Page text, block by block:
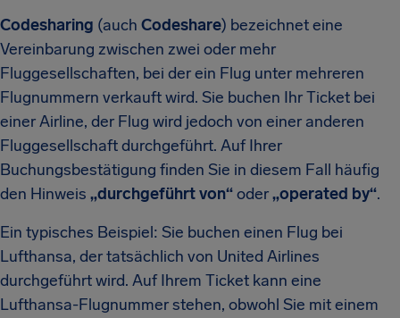
Codesharing (auch Codeshare) bezeichnet eine
Vereinbarung zwischen zwei oder mehr
Fluggesellschaften, bei der ein Flug unter mehreren
Flugnummern verkauft wird. Sie buchen Ihr Ticket bei
einer Airline, der Flug wird jedoch von einer anderen
Fluggesellschaft durchgeführt. Auf Ihrer
Buchungsbestätigung finden Sie in diesem Fall häufig
den Hinweis „durchgeführt von“oder„operated by“.
Ein typisches Beispiel: Sie buchen einen Flug bei
Lufthansa, der tatsächlich von United Airlines
durchgeführt wird. Auf Ihrem Ticket kann eine
Lufthansa-Flugnummer stehen, obwohl Sie mit einem